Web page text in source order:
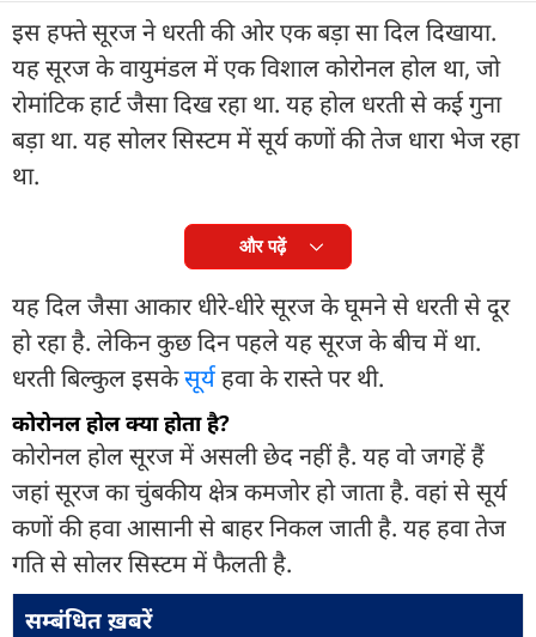
इस हफ्ते सूरज ने धरती की ओर एक बड़ा सा दिल दिखाया.
यह सूरज के वायुमंडल में एक विशाल कोरोनल होल था, जो
रोमांटिक हार्ट जैसा दिख रहा था. यह होल धरती से कई गुना
बड़ा था. यह सोलर सिस्टम में सूर्य कणों की तेज धारा भेज रहा
था.
और पढ़ें
यह दिल जैसा आकार धीरे-धीरे सूरज के घूमने से धरती से दूर
हो रहा है. लेकिन कुछ दिन पहले यह सूरज के बीच में था.
धरती बिल्कुल इसकेसूर्यहवा के रास्ते पर थी.
कोरोनल होल क्या होता है?
कोरोनल होल सूरज में असली छेद नहीं है. यह वो जगहें हैं
जहां सूरज का चुंबकीय क्षेत्र कमजोर हो जाता है. वहां से सूर्य
कणों की हवा आसानी से बाहर निकल जाती है. यह हवा तेज
गति से सोलर सिस्टम में फैलती है.
सम्बंधित ख़बरें